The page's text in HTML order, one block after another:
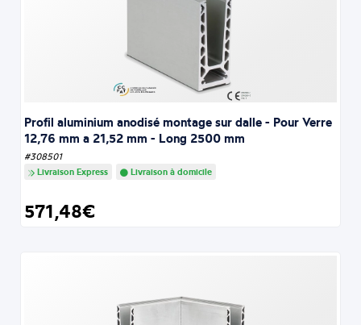
Profil aluminium anodisé montage sur dalle - Pour Verre
12,76 mm a 21,52 mm - Long 2500 mm
#308501
Livraison Express
Livraison à domicile
571,48€